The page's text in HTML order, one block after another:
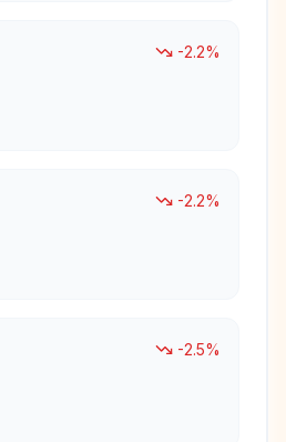
-2.2%
-2.2%
-2.5%